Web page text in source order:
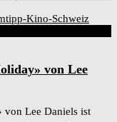
von Lee
von Lee Daniels ist